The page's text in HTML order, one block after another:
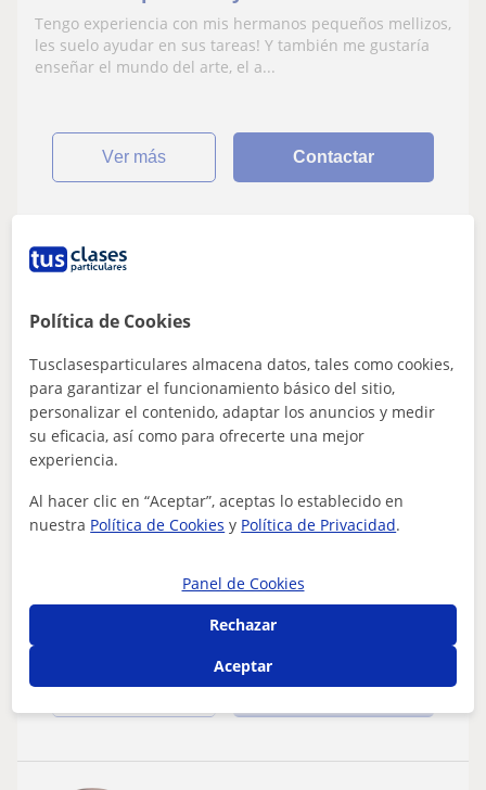
Tengo experiencia con mis hermanos pequeños mellizos,
les suelo ayudar en sus tareas! Y también me gustaría
enseñar el mundo del arte, el a...
ver más Contactar
16€/h 1ª clase gratis
★
Donostia-San Sebastián, Andoa...
Matemáticas: Matemáticas básicas
Clases de Refuerzo para ESO y
Bachillerato: Matemáticas, Física y
Lenguas a domicilio para alumnos de Primaria, ESO y
Bachillerato en Donostia y alred...
ver más Contactar
Política de Cookies
Tusclasesparticulares almacena datos, tales como cookies,
para garantizar el funcionamiento básico del sitio,
personalizar el contenido, adaptar los anuncios y medir
su eficacia, así como para ofrecerte una mejor
experiencia.
Al hacer clic en “Aceptar”, aceptas lo establecido en
nuestra Política de Cookies y Política de Privacidad.
Panel de Cookies
Rechazar
Aceptar